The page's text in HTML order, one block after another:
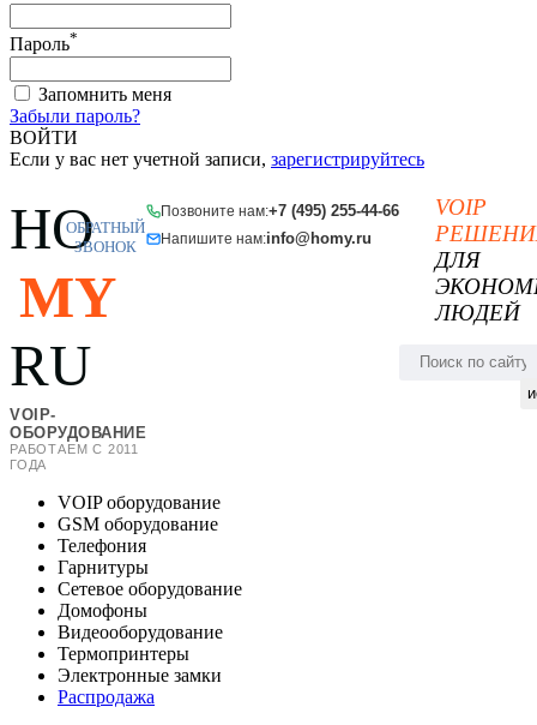
Пароль*
Запомнить меня
Забыли пароль?
ВОЙТИ
Если у вас нет учетной записи, зарегистрируйтесь
HO
MY
RU
VOIP-
ОБОРУДОВАНИЕ
РАБОТАЕМ С 2011
ГОДА
Позвоните нам:+7 (495) 255-44-66
Напишите нам:info@homy.ru
ОБРАТНЫЙ
ЗВОНОК
VOIP
ДЛЯ
ЛЮДЕЙ
VOIP оборудование
GSM оборудование
Телефония
Гарнитуры
Сетевое оборудование
Домофоны
Видеооборудование
Термопринтеры
Электронные замки
Распродажа